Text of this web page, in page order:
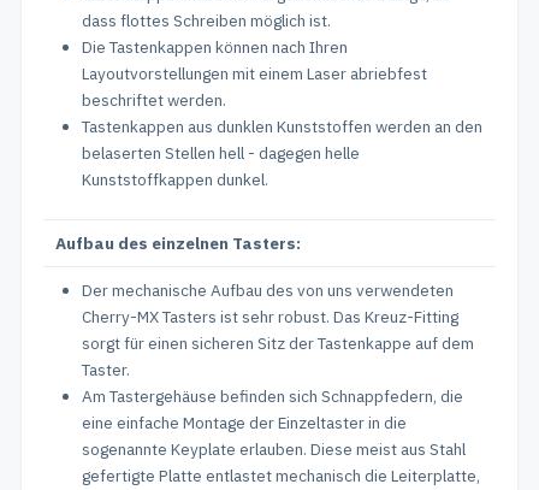
dass flottes Schreiben möglich ist.
Die Tastenkappen können nach Ihren
Layoutvorstellungen mit einem Laser abriebfest
beschriftet werden.
Tastenkappen aus dunklen Kunststoffen werden an den
belaserten Stellen hell - dagegen helle
Kunststoffkappen dunkel.
Aufbau des einzelnen Tasters:
Der mechanische Aufbau des von uns verwendeten
Cherry-MX Tasters ist sehr robust. Das Kreuz-Fitting
sorgt für einen sicheren Sitz der Tastenkappe auf dem
Taster.
Am Tastergehäuse befinden sich Schnappfedern, die
eine einfache Montage der Einzeltaster in die
sogenannte Keyplate erlauben. Diese meist aus Stahl
gefertigte Platte entlastet mechanisch die Leiterplatte,